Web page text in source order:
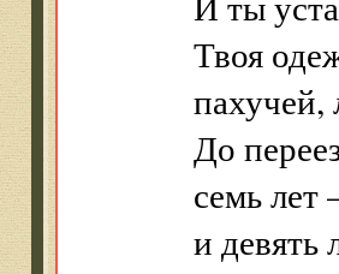
Твоя
пахучей,
До
семь
и девять